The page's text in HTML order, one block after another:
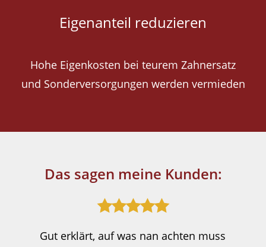
Eigenanteil reduzieren
Hohe Eigenkosten bei teurem Zahnersatz
und Sonderversorgungen werden vermieden
Das sagen meine Kunden:
Gut erklärt, auf was nan achten muss